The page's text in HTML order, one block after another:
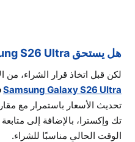
هل يستحق Samsung S26 Ultra الشراء في 2026؟
لكن قبل اتخاذ قرار الشراء، من
Samsung Galaxy S26 Ultra
تحديث الأسعار باستمرار مع
تك وإكسترا، بالإضافة إلى
الوقت الحالي مناسبًا للشراء.